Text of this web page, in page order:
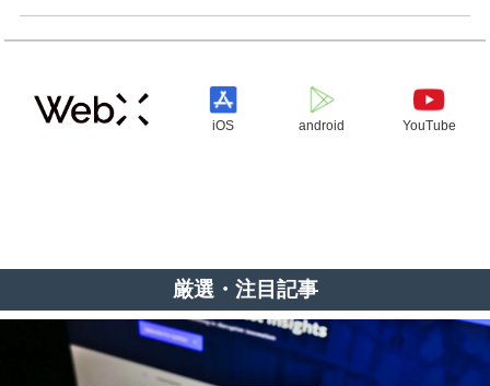
iOS android YouTube
厳選・注目記事